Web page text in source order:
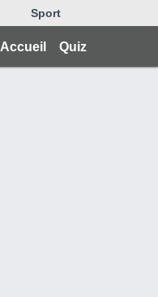
Sport
Quiz
Accueil